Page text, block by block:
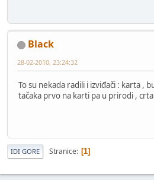
Black
28-02-2010, 23:24:32
To su nekada radili i izviđači : karta ,
tačaka prvo na karti pa u prirodi ,
IDI GORE Stranice 1